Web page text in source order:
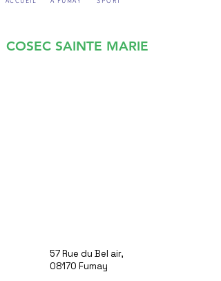
COSEC SAINTE MARIE
57 Rue du Bel air,
08170 Fumay